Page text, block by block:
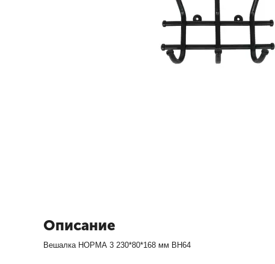
Описание
Вешалка НОРМА 3 230*80*168 мм ВН64